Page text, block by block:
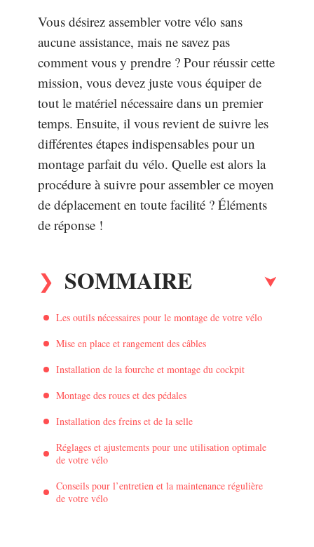
Vous désirez assembler votre vélo sans
aucune assistance, mais ne savez pas
comment vous y prendre ? Pour réussir cette
mission, vous devez juste vous équiper de
tout le matériel nécessaire dans un premier
temps. Ensuite, il vous revient de suivre les
différentes étapes indispensables pour un
montage parfait du vélo. Quelle est alors la
procédure à suivre pour assembler ce moyen
de déplacement en toute facilité ? Éléments
de réponse !
SOMMAIRE
Les outils nécessaires pour le montage de votre vélo
Mise en place et rangement des câbles
Installation de la fourche et montage du cockpit
Montage des roues et des pédales
Installation des freins et de la selle
Réglages et ajustements pour une utilisation optimale
de votre vélo
Conseils pour l’entretien et la maintenance régulière
de votre vélo